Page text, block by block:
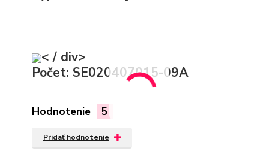
< / div>
Počet: SE020407015-09A
Hodnotenie 5
Pridať hodnotenie